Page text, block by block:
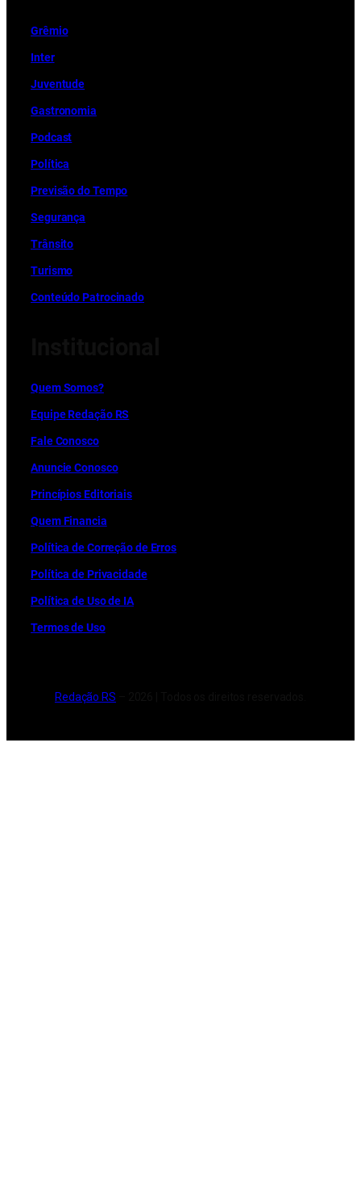
Grêmio
Inter
Juventude
Gastronomia
Podcast
Política
Previsão do Tempo
Segurança
Trânsito
Turismo
Conteúdo Patrocinado
Quem Somos?
Equipe Redação RS
Fale Conosco
Anuncie Conosco
Princípios Editoriais
Quem Financia
Política de Correção de Erros
Política de Privacidade
Política de Uso de IA
Termos de Uso
Redação RS